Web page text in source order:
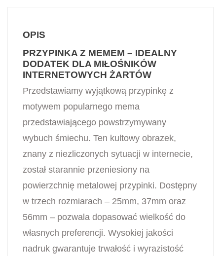
OPIS
PRZYPINKA Z MEMEM – IDEALNY
DODATEK DLA MIŁOŚNIKÓW
INTERNETOWYCH ŻARTÓW
Przedstawiamy wyjątkową przypinkę z
motywem popularnego mema
przedstawiającego powstrzymywany
wybuch śmiechu. Ten kultowy obrazek,
znany z niezliczonych sytuacji w internecie,
został starannie przeniesiony na
powierzchnię metalowej przypinki. Dostępny
w trzech rozmiarach – 25mm, 37mm oraz
56mm – pozwala dopasować wielkość do
własnych preferencji. Wysokiej jakości
nadruk gwarantuje trwałość i wyrazistość